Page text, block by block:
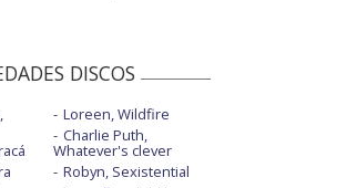
DISCOS
Loreen, Wildfire
Charlie Puth,
Whatever's clever
Robyn, Sexistential